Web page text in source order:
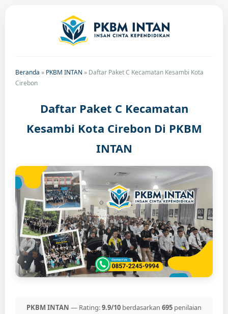
Beranda » PKBM INTAN » Daftar Paket C Kecamatan Kesambi Kota
Cirebon
Daftar Paket C Kecamatan
Kesambi Kota Cirebon Di PKBM
INTAN
PKBM INTAN — Rating:9.9/10 berdasarkan 695 penilaian